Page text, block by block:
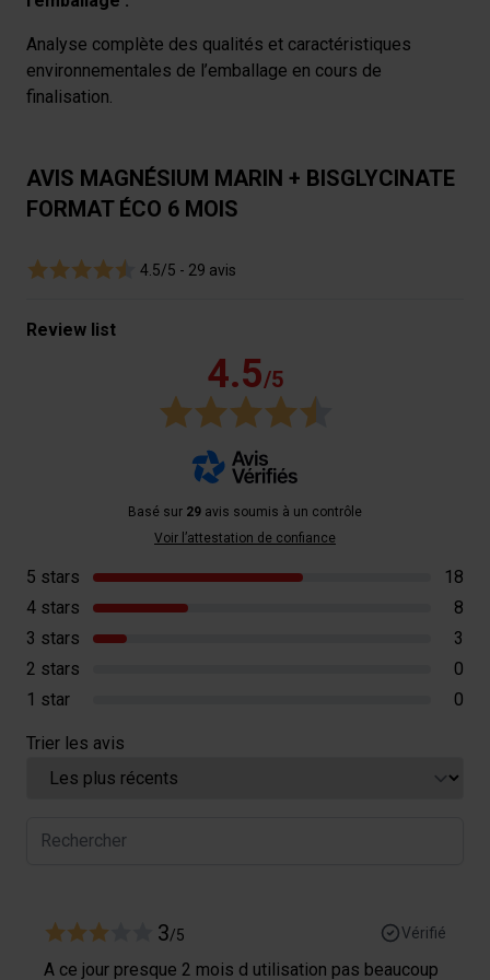
partenaires de médias sociaux, de publicité et analyse,
autres que vous leur avez fournies par ailleurs ou
collectées lors de votre utilisation de leurs services.
Analyse complète des qualités et caractéristiques
environnementales de l’emballage en cours de
finalisation.
AVIS MAGNÉSIUM MARIN + BISGLYCINATE
FORMAT ÉCO 6 MOIS
4.5/5 - 29 avis
Review list
4.5/5
Basé sur 29 avis soumis à un contrôle
Voir l’attestation de confiance
5 stars
18
4 stars
8
3 stars
3
2 stars
0
1 star
0
Trier les avis
3/5 Vérifié
A ce jour presque 2 mois d utilisation pas beaucoup